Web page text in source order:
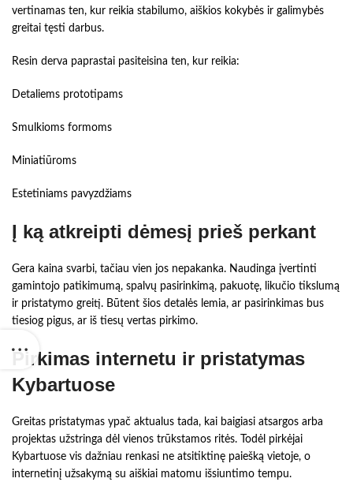
vertinamas ten, kur reikia stabilumo, aiškios kokybės ir galimybės
greitai tęsti darbus.
Resin derva paprastai pasiteisina ten, kur reikia:
Detaliems prototipams
Smulkioms formoms
Miniatiūroms
Estetiniams pavyzdžiams
Į ką atkreipti dėmesį prieš perkant
Gera kaina svarbi, tačiau vien jos nepakanka. Naudinga įvertinti
gamintojo patikimumą, spalvų pasirinkimą, pakuotę, likučio tikslumą
ir pristatymo greitį. Būtent šios detalės lemia, ar pasirinkimas bus
tiesiog pigus, ar iš tiesų vertas pirkimo.
Pirkimas internetu ir pristatymas
Kybartuose
Greitas pristatymas ypač aktualus tada, kai baigiasi atsargos arba
projektas užstringa dėl vienos trūkstamos ritės. Todėl pirkėjai
Kybartuose vis dažniau renkasi ne atsitiktinę paiešką vietoje, o
internetinį užsakymą su aiškiai matomu išsiuntimo tempu.